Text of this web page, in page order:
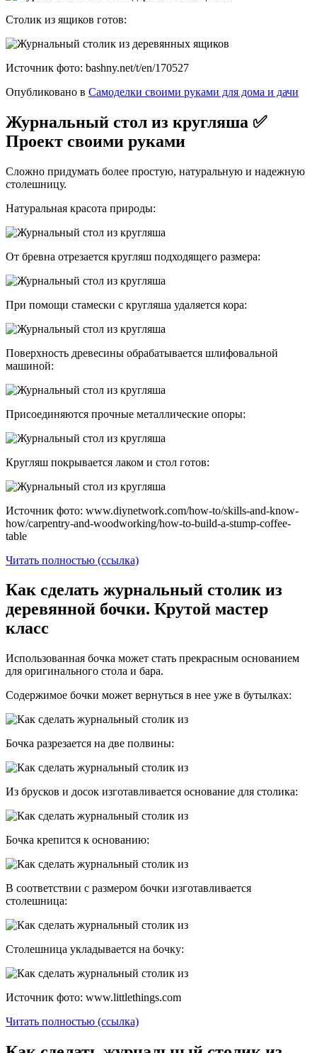
Столик из ящиков готов:
Источник фото: bashny.net/t/en/170527
Опубликовано в Самоделки своими руками для дома и дачи
Журнальный стол из кругляша ✅
Проект своими руками
Сложно придумать более простую, натуральную и надежную
столешницу.
Натуральная красота природы:
От бревна отрезается кругляш подходящего размера:
При помощи стамески с кругляша удаляется кора:
Поверхность древесины обрабатывается шлифовальной
машиной:
Присоединяются прочные металлические опоры:
Кругляш покрывается лаком и стол готов:
Источник фото: www.diynetwork.com/how-to/skills-and-know-
how/carpentry-and-woodworking/how-to-build-a-stump-coffee-
table
Читать полностью (ссылка)
Как сделать журнальный столик из
деревянной бочки. Крутой мастер
класс
Использованная бочка может стать прекрасным основанием
для оригинального стола и бара.
Содержимое бочки может вернуться в нее уже в бутылках:
Бочка разрезается на две полвины:
Из брусков и досок изготавливается основание для столика:
Бочка крепится к основанию:
В соответствии с размером бочки изготавливается
столешница:
Столешница укладывается на бочку:
Источник фото: www.littlethings.com
Читать полностью (ссылка)